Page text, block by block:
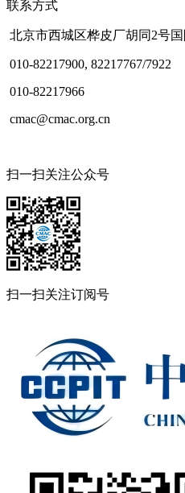
联系方式
北京市西城区桦皮厂胡同2号
010-82217900, 82217767/7922
010-82217966
cmac@cmac.org.cn
扫一扫关注公众号
扫一扫关注订阅号